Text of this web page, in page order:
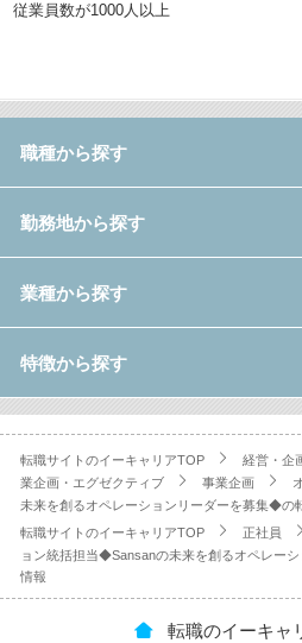
従業員数が1000人以上
職種から探す
勤務地から探す
業種から探す
特徴から探す
転職サイトのイーキャリアTOP 経営・企
業企画・エグゼクティブ
事業企画
未来を創るオペレーションリーダーを募集◆の
転職サイトのイーキャリアTOP
正社員
ョン統括担当◆Sansanの未来を創るオペレー
情報
転職のイーキャ